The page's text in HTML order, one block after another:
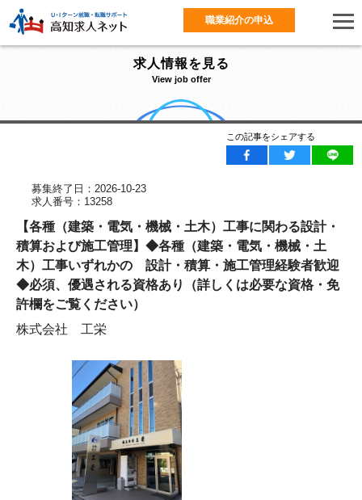
職業紹介の申込
求人情報を見る
View job offer
この記事をシェアする
募集終了日：2026-10-23
求人番号：13258
【各種（建築・電気・機械・土木）工事に関わる設計・
積算および施工管理】◆各種（建築・電気・機械・土
木）工事いずれかの 設計・積算・施工管理経験者歓迎
◆必須、優遇される資格あり（詳しくは必要な資格・免
許欄をご覧ください）
株式会社 工栄